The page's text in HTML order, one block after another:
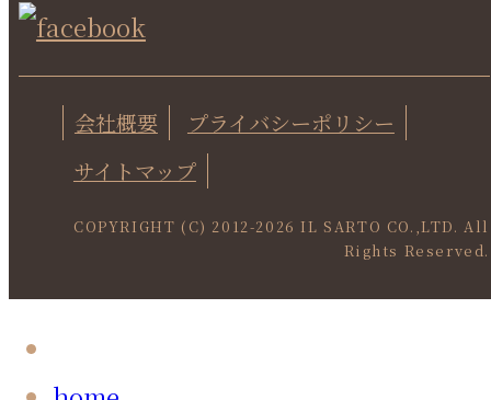
会社概要
プライバシーポリシー
サイトマップ
COPYRIGHT (C) 2012-2026 IL SARTO CO.,LTD. All
Rights Reserved.